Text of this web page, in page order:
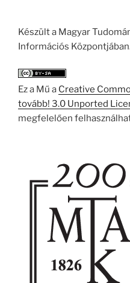
Készült a Magyar
Információs
Ez a Mű a Creative
tovább! 3.0 Unported
megfelelően